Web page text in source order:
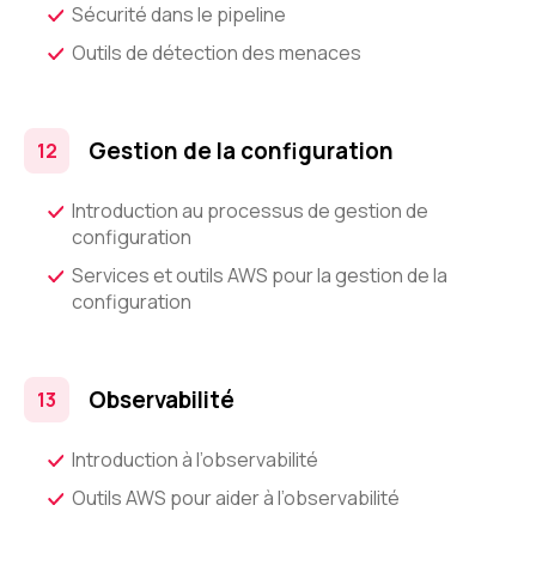
Sécurité dans le pipeline
Outils de détection des menaces
Gestion de la configuration
Introduction au processus de gestion de
configuration
Services et outils AWS pour la gestion de la
configuration
Observabilité
Introduction à l’observabilité
Outils AWS pour aider à l’observabilité